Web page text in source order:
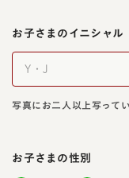
お子さまのイニシャル
写真にお二人以上写って
お子さまの性別